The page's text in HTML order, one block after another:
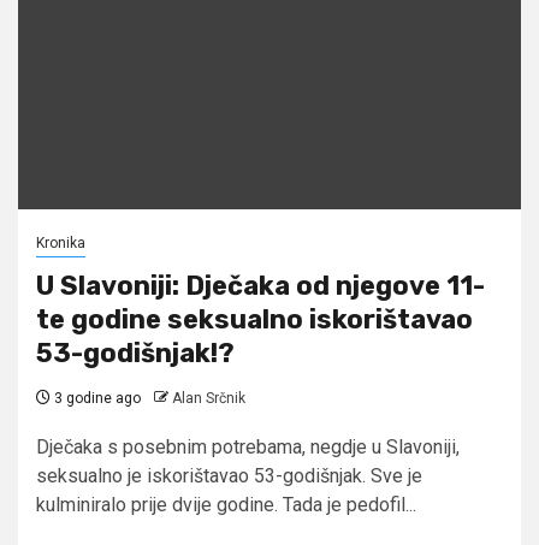
Kronika
U Slavoniji: Dječaka od njegove 11-
te godine seksualno iskorištavao
53-godišnjak!?
3 godine ago Alan Srčnik
Dječaka s posebnim potrebama, negdje u Slavoniji,
seksualno je iskorištavao 53-godišnjak. Sve je
kulminiralo prije dvije godine. Tada je pedofil...